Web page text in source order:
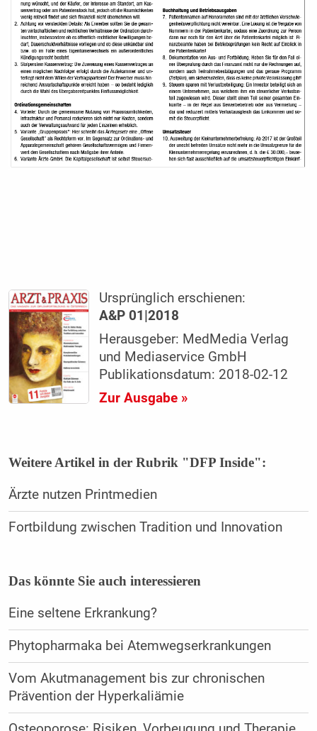
Ursprünglich erschienen:
A&P 01|2018
Herausgeber: MedMedia Verlag
und Mediaservice GmbH
Publikationsdatum: 2018-02-12
Zur Ausgabe »
Weitere Artikel in der Rubrik "DFP Inside":
Ärzte nutzen Printmedien
Fortbildung zwischen Tradition und Innovation
Das könnte Sie auch interessieren
Eine seltene Erkrankung?
Phytopharmaka bei Atemwegserkrankungen
Vom Akutmanagement bis zur chronischen
Prävention der Hyperkaliämie